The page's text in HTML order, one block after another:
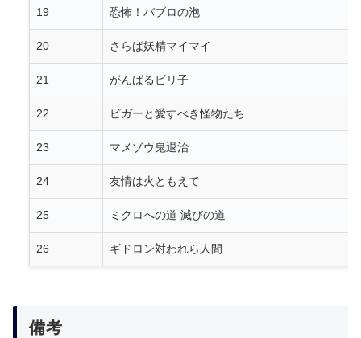
19 恐怖！バブロの泡
20 さらば妖精マイマイ
21 がんばるビリ子
22 ビガーと愛すべき怪物たち
23 マメゾウ鬼退治
24 友情は火ともえて
25 ミクロへの道 滅びの道
26 ギドロン対われら人間
備考